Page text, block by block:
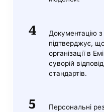
Документацію
підтверджує,
організації в
суворій
стандартів.
Персональні